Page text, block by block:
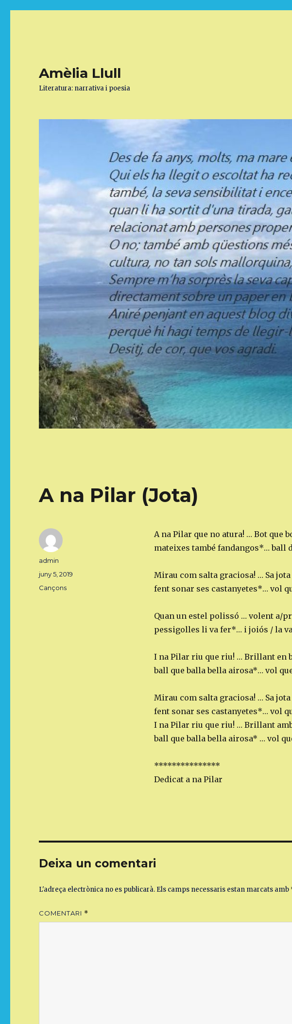
Amèlia Llull
Literatura: narrativa i poesia
A na Pilar (Jota)
A na Pilar que no atura! … Bot que
mateixes també fandangos*… ball
Mirau com salta graciosa! … Sa
fent sonar ses castanyetes*… vol
Quan un estel polissó … volent a/
pessigolles li va fer*… i joiós / la
I na Pilar riu que riu! … Brillant en
ball que balla bella airosa*… vol
Mirau com salta graciosa! … Sa
fent sonar ses castanyetes*… vol
I na Pilar riu que riu! … Brillant
ball que balla bella airosa* … vol
***************
Dedicat a na Pilar
Autor
admin
Publicat
el
juny 5, 2019
Categories
Cançons
Deixa un comentari
L'adreça electrònica no es publicarà. Els camps necessaris estan marcats amb
COMENTARI *